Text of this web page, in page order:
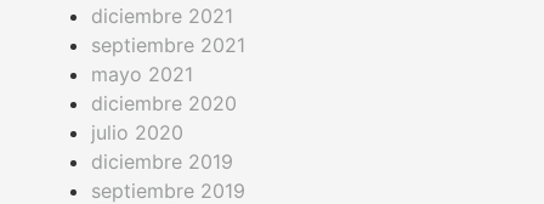
diciembre 2021
septiembre 2021
mayo 2021
diciembre 2020
julio 2020
diciembre 2019
septiembre 2019